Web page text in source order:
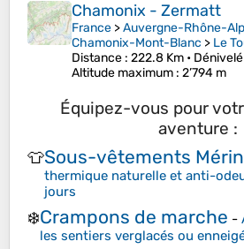
Chamonix - Zermatt
France >Auvergne-Rhône-
Chamonix-Mont-Blanc > Le
Distance : 222.8 Km •
Altitude maximum : 2’794 m
Équipez-vous pour
aventure :
👕Sous-vêtements
thermique naturelle et anti-
jours
❄️Crampons de marche -
les sentiers verglacés ou